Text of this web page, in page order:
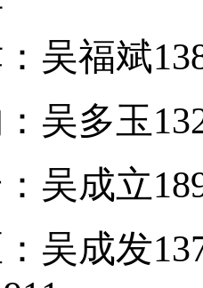
吴福斌
吴多玉
吴成立
吴成发